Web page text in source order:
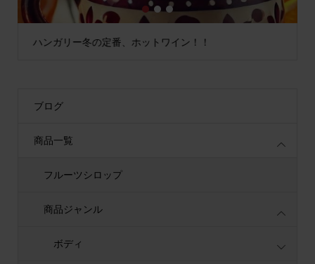
ハンガリー冬の定番、ホットワイン！！
1 2 3
ブログ
商品一覧
フルーツシロップ
商品ジャンル
ボディ